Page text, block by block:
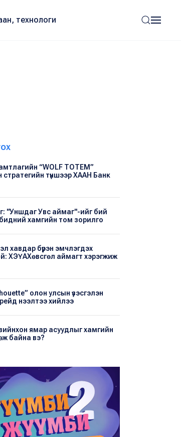
технологи
“WOLF TOTEM”
стратегийн түншээр ХААН Банк
"Уншдаг Увс аймаг"-ийг бий
хамгийн том зорилго
хавдар бүрэн эмчлэгдэх
ХЭҮА​Хөвсгөл аймагт хэрэгжиж
олон улсын үзэсгэлэн
нээлтээ хийлээ
ямар асуудлыг хамгийн
байна вэ?